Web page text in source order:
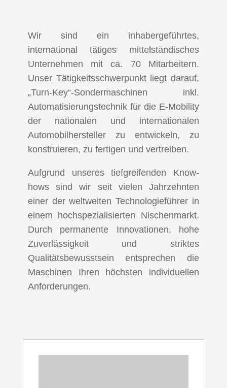
Wir sind ein inhabergeführtes,
international tätiges mittelständisches
Unternehmen mit ca. 70 Mitarbeitern.
Unser Tätigkeitsschwerpunkt liegt darauf,
„Turn-Key“-Sondermaschinen inkl.
Automatisierungstechnik für die E-Mobility
der nationalen und internationalen
Automobilhersteller zu entwickeln, zu
konstruieren, zu fertigen und vertreiben.
Aufgrund unseres tiefgreifenden Know-
hows sind wir seit vielen Jahrzehnten
einer der weltweiten Technologieführer in
einem hochspezialisierten Nischenmarkt.
Durch permanente Innovationen, hohe
Zuverlässigkeit und striktes
Qualitätsbewusstsein entsprechen die
Maschinen Ihren höchsten individuellen
Anforderungen.